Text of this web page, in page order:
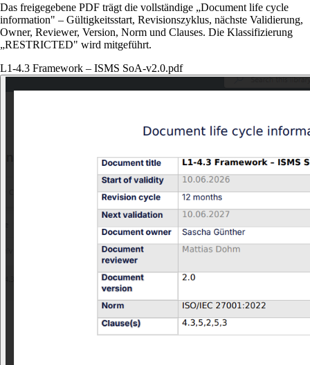
Das freigegebene PDF trägt die vollständige „Document life cycle
information" – Gültigkeitsstart, Revisionszyklus, nächste Validierung,
Owner, Reviewer, Version, Norm und Clauses. Die Klassifizierung
„RESTRICTED" wird mitgeführt.
L1-4.3 Framework – ISMS SoA-v2.0.pdf